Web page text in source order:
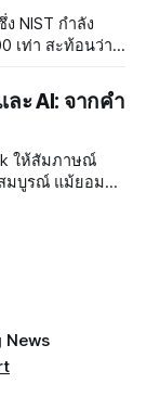
NIST กำลัง
เท่า สะท้อนว่า
ะ AI: จากคำ
ให้สัมภาษณ์
มบูรณ์ แม้ยอมรับ
News